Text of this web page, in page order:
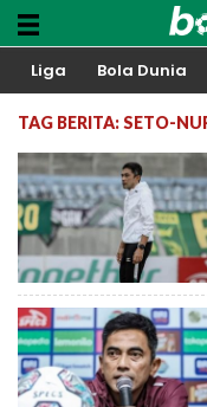
Liga Bola Dunia
TAG BERITA: SETO-